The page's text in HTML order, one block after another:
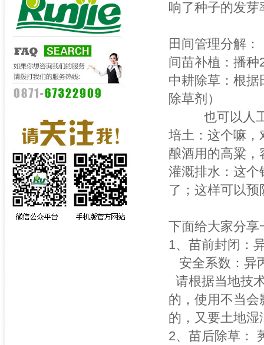
响了种子的发芽
田间管理分解：
间苗补植：播
中耕除草：根
除草剂）
也可以人工，
培土：这个嘛，
酿酒用的高粱
灌溉排水：这个
了；这样可以
下面给大家分享
1、苗前封闭：
安全系数：异
请根据当地技
的，使用不当
的，又要土地
2、苗后除草：